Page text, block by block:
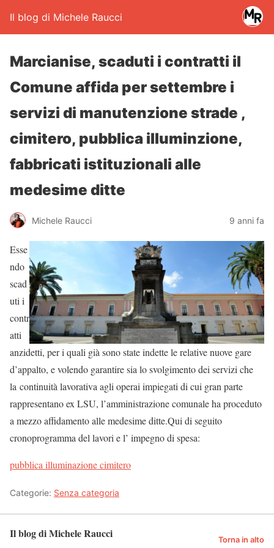
Il blog di Michele Raucci
Marcianise, scaduti i contratti il
Comune affida per settembre i
servizi di manutenzione strade ,
cimitero, pubblica illuminzione,
fabbricati istituzionali alle
medesime ditte
Michele Raucci 9 anni fa
Esse
ndo
scad
uti i
contr
atti
anzidetti, per i quali già sono state indette le relative nuove gare
d’appalto, e volendo garantire sia lo svolgimento dei servizi che
la continuità lavorativa agli operai impiegati di cui gran parte
rappresentano ex LSU, l’amministrazione comunale ha proceduto
a mezzo affidamento alle medesime ditte.Qui di seguito
cronoprogramma del lavori e l’ impegno di spesa:
pubblica illuminazione cimitero
Categorie: Senza categoria
Il blog di Michele Raucci Torna in alto